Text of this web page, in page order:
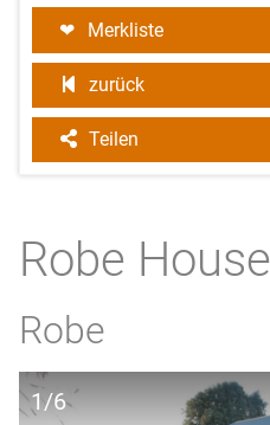
Merkliste
zurück
Teilen
Robe House
Robe
1/6